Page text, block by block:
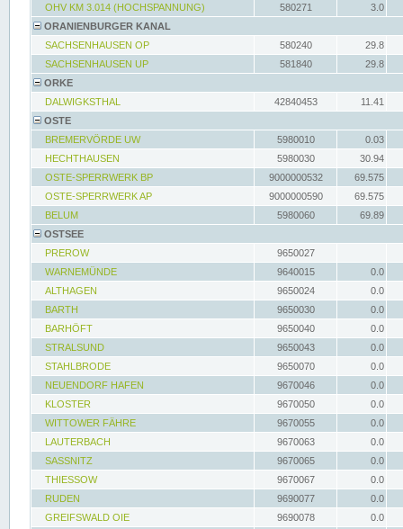
OHV KM 3.014 (HOCHSPANNUNG)
580271
3.0
ORANIENBURGER KANAL
SACHSENHAUSEN OP
580240
29.8
SACHSENHAUSEN UP
581840
29.8
ORKE
DALWIGKSTHAL
42840453
11.41
OSTE
BREMERVÖRDE UW
5980010
0.03
HECHTHAUSEN
5980030
30.94
OSTE-SPERRWERK BP
9000000532
69.575
OSTE-SPERRWERK AP
9000000590
69.575
BELUM
5980060
69.89
OSTSEE
PREROW
9650027
WARNEMÜNDE
9640015
0.0
ALTHAGEN
9650024
0.0
BARTH
9650030
0.0
BARHÖFT
9650040
0.0
STRALSUND
9650043
0.0
STAHLBRODE
9650070
0.0
NEUENDORF HAFEN
9670046
0.0
KLOSTER
9670050
0.0
WITTOWER FÄHRE
9670055
0.0
LAUTERBACH
9670063
0.0
SASSNITZ
9670065
0.0
THIESSOW
9670067
0.0
RUDEN
9690077
0.0
GREIFSWALD OIE
9690078
0.0